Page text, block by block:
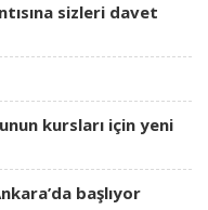
sizleri davet
kursları için yeni
başlıyor